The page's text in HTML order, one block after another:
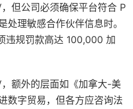
但公司必须确保平台符合 P
处理敏感合作伙伴信息时。
违规罚款高达 100,000 加
额外的层面如《加拿大-美
数字贸易，但各方应咨询法